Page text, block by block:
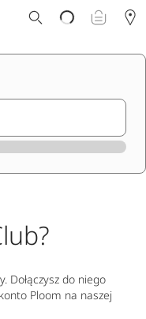
Dołączysz do niego
Ploom na naszej